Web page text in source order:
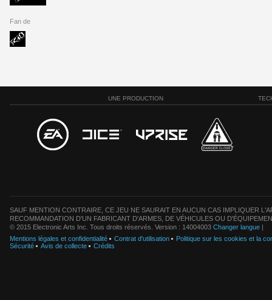
Fan de
UNE PRODUCTION
SAUF MENTION CONTRAIRE, CE JEU NE SAURAIT EN AUCUN CAS IMPLIQUER
RECOMMANDATION D'UN FABRICANT D'ARMES, DE VÉHICULES OU
© 2015 Electronic Arts Inc. Tous droits réservés. Version : 14004003 Changer langue |
Mentions légales et confidentialité
Contrat d'utilisation
Politique sur les cookies et la
Sécurité
Avis de collecte Crédits